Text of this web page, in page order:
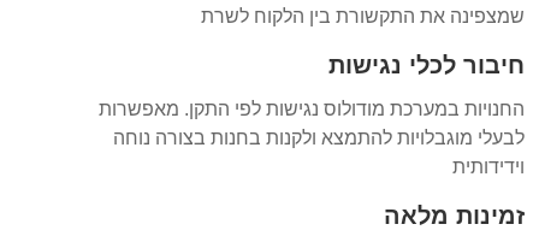
שמצפינה את התקשורת בין הלקוח לשרת
חיבור לכלי נגישות
החנויות במערכת מודולוס נגישות לפי התקן. מאפשרות
לבעלי מוגבלויות להתמצא ולקנות בחנות בצורה נוחה
וידידותית
זמינות מלאה